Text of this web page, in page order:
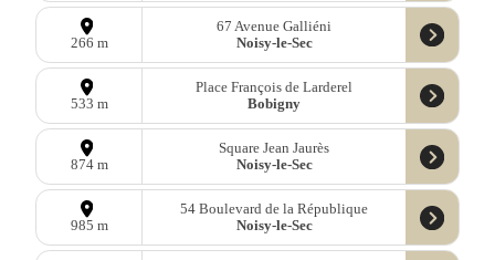
266 m
67 Avenue Galliéni
Noisy-le-Sec
533 m
Place François de Larderel
Bobigny
874 m
Square Jean Jaurès
Noisy-le-Sec
985 m
54 Boulevard de la République
Noisy-le-Sec